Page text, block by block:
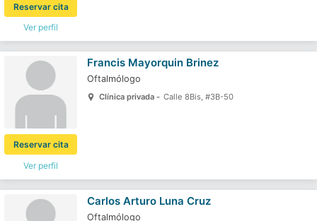
Ver perfil
Reservar cita
Ver perfil
Reservar cita
Francis Mayorquin Brinez
Oftalmólogo
Clínica privada - Calle 8Bis, #3B-50
Carlos Arturo Luna Cruz
Oftalmólogo